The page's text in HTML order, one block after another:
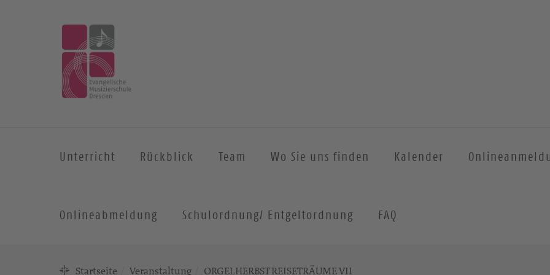
Unterricht Rückblick Team Wo Sie uns finden Kalender
Onlineabmeldung Schulordnung/ Entgeltordnung FAQ
Startseite Veranstaltung ORGELHERBST REISETRÄUME VII